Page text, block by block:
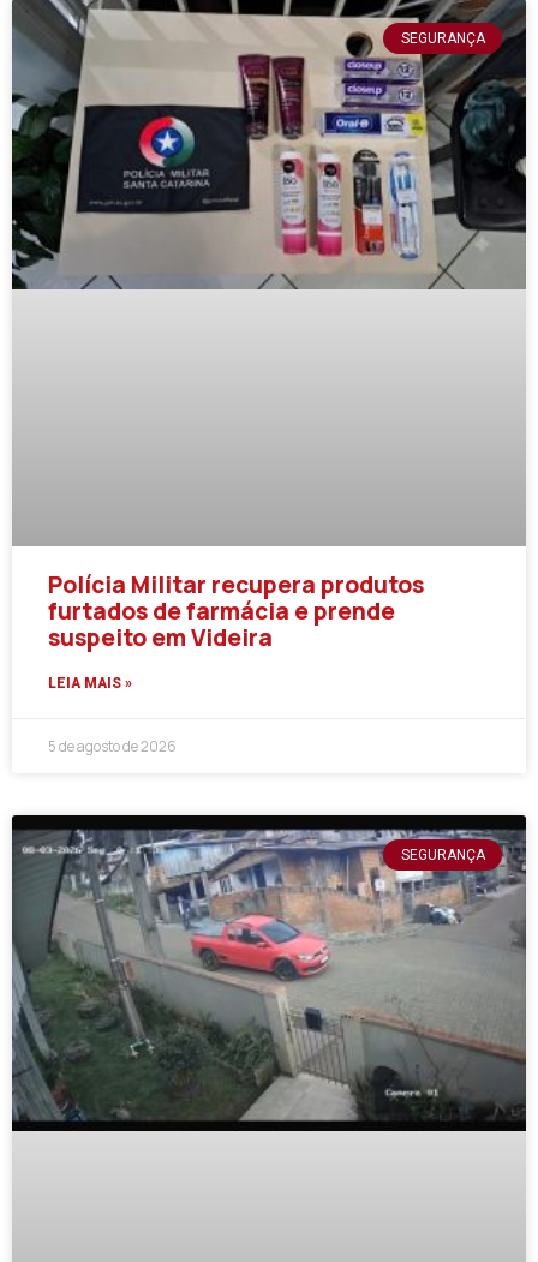
SEGURANÇA
Polícia Militar recupera produtos
furtados de farmácia e prende
suspeito em Videira
LEIA MAIS »
5 de agosto de 2026
SEGURANÇA